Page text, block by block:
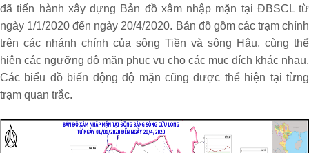
đã tiến hành xây dựng Bản đồ xâm nhập mặn tại ĐBSCL từ
ngày 1/1/2020 đến ngày 20/4/2020. Bản đồ gồm các trạm chính
trên các nhánh chính của sông Tiền và sông Hậu, cùng thể
hiện các ngưỡng độ mặn phục vụ cho các mục đích khác nhau.
Các biểu đồ biến động độ mặn cũng được thể hiện tại từng
trạm quan trắc.